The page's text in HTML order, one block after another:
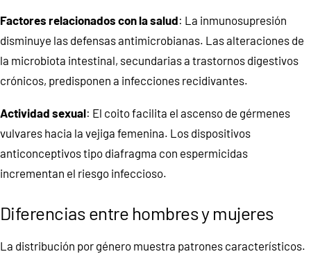
Factores relacionados con la salud: La inmunosupresión
disminuye las defensas antimicrobianas. Las alteraciones de
la microbiota intestinal, secundarias a trastornos digestivos
crónicos, predisponen a infecciones recidivantes.
Actividad sexual: El coito facilita el ascenso de gérmenes
vulvares hacia la vejiga femenina. Los dispositivos
anticonceptivos tipo diafragma con espermicidas
incrementan el riesgo infeccioso.
Diferencias entre hombres y mujeres
La distribución por género muestra patrones característicos.